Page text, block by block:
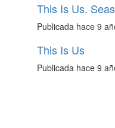
This Is Us.
Publicada hace 9
This Is Us
Publicada hace 9